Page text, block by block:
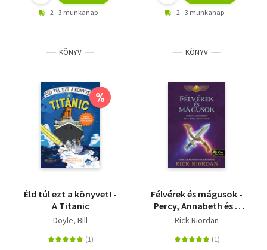
2 - 3 munkanap 2 - 3 munkanap
KÖNYV
%
Éld túl ezt a könyvet! -
A Titanic
Doyle, Bill
KÖNYV
Félvérek és mágusok -
Percy, Annabeth és a
Kane-testvérek
Rick Riordan